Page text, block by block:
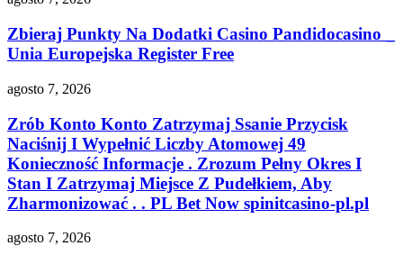
Zbieraj Punkty Na Dodatki Casino Pandidocasino _
Unia Europejska Register Free
agosto 7, 2026
Zrób Konto Konto Zatrzymaj Ssanie Przycisk
Naciśnij I Wypełnić Liczby Atomowej 49
Konieczność Informacje . Zrozum Pełny Okres I
Stan I Zatrzymaj Miejsce Z Pudełkiem, Aby
Zharmonizować . . PL Bet Now spinitcasino-pl.pl
agosto 7, 2026